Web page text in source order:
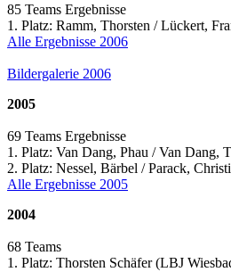
85 Teams Ergebnisse
1. Platz: Ramm, Thorsten / Lückert,
Alle Ergebnisse 2006
Bildergalerie 2006
2005
69 Teams Ergebnisse
1. Platz: Van Dang, Phau / Van Dang,
2. Platz: Nessel, Bärbel / Parack,
Alle Ergebnisse 2005
2004
68 Teams
1. Platz: Thorsten Schäfer (LBJ